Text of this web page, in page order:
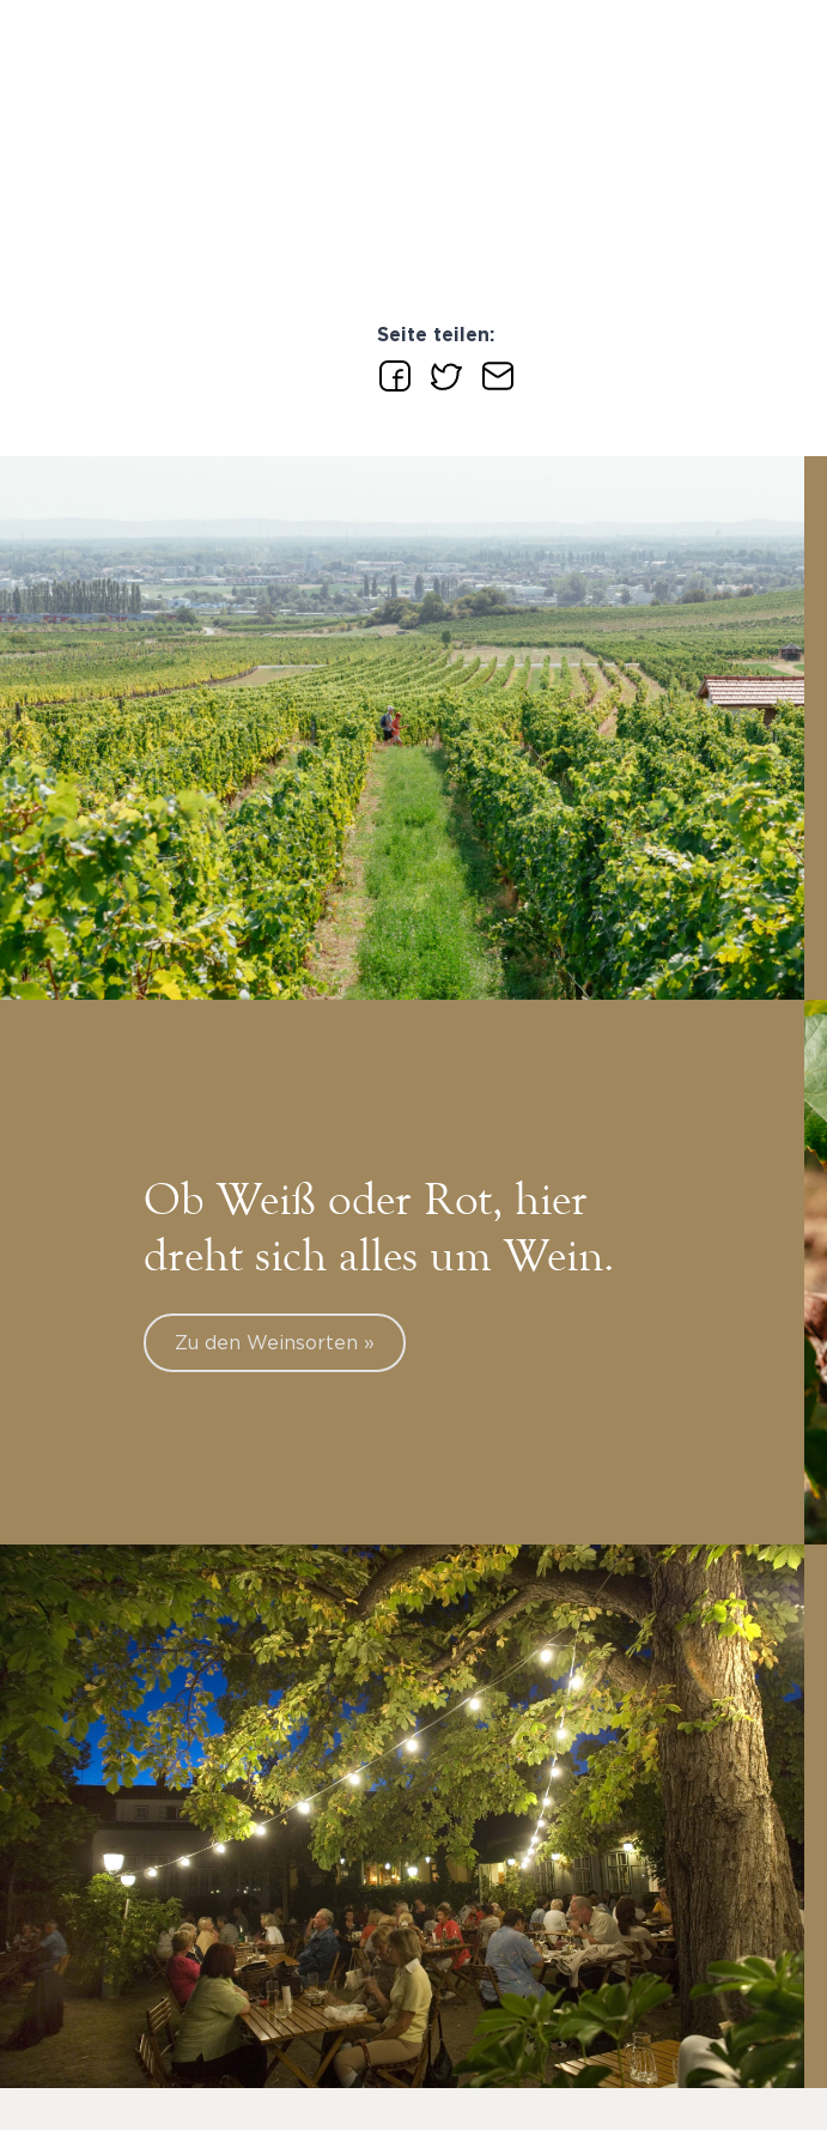
Seite teilen:
Ob Weiß oder Rot, hier
dreht sich alles um Wein.
Zu den Weinsorten »